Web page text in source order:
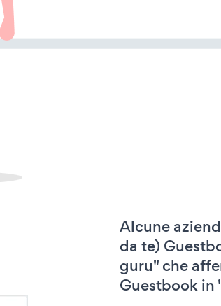
Alcune
da te)
guru" che
Guestbook in